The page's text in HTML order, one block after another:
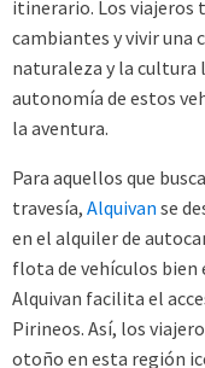
itinerario. Los viajeros
cambiantes y vivir una
naturaleza y la cultura
autonomía de estos
la aventura.
Para aquellos que
travesía, Alquivan se
en el alquiler de
flota de vehículos bien
Alquivan facilita el
Pirineos. Así, los
otoño en esta región